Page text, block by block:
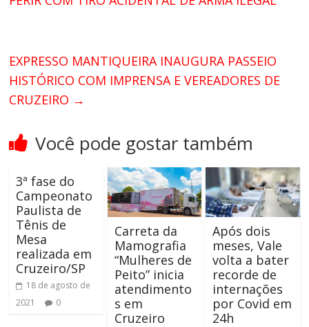
EXPRESSO MANTIQUEIRA INAUGURA PASSEIO
HISTÓRICO COM IMPRENSA E VEREADORES DE
CRUZEIRO →
Você pode gostar também
3ª fase do
Campeonato
Paulista de
Tênis de
Mesa
realizada em
Cruzeiro/SP
18 de agosto de
2021
0
Carreta da
Mamografia
“Mulheres de
Peito” inicia
atendimento
s em
Cruzeiro
Após dois
meses, Vale
volta a bater
recorde de
internações
por Covid em
24h